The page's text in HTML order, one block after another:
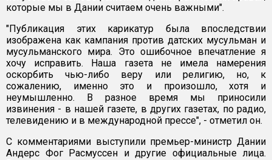
которые мы в Дании считаем очень важными".
"Публикация этих карикатур была впоследствии
изображена как кампания против датских мусульман и
мусульманского мира. Это ошибочное впечатление я
хочу исправить. Наша газета не имела намерения
оскорбить чью-либо веру или религию, но, к
сожалению, именно это и произошло, хотя и
неумышленно. В разное время мы приносили
извинения - в нашей газете, в других газетах, по радио,
телевидению и в международной прессе", - отметил он.
С комментариями выступили премьер-министр Дании
Андерс Фог Расмуссен и другие официальные лица.